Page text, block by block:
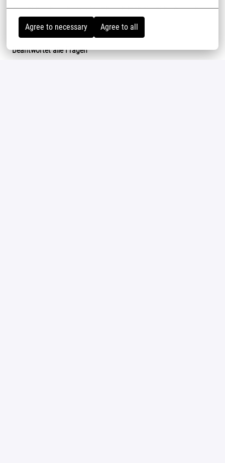
Agree to necessary Agree to all
3-7 Tagen bei Ihnen zurück. Bei Interesse schlagen wir Ihnen
einen Termin zum persönlichen Kennenlernen vor.
Beantwortet alle Fragen